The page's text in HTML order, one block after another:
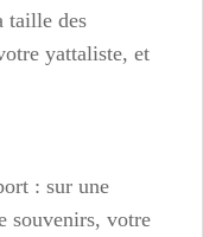
taille des
yattaliste, et
: sur une
souvenirs, votre